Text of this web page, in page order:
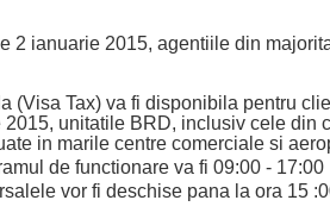
2 ianuarie 2015, agentiile din
(Visa Tax) va fi disponibila pentru
unitatile BRD, inclusiv cele din
in marile centre comerciale si
de functionare va fi 09:00 - 17:00
vor fi deschise pana la ora 15